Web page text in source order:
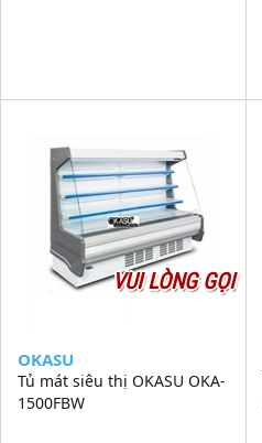
VUI LÒNG GỌI
OKASU
Tủ mát siêu thị OKASU OKA-
1500FBW